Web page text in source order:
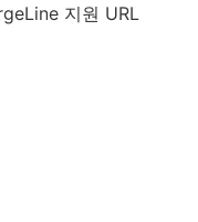
지원 URL